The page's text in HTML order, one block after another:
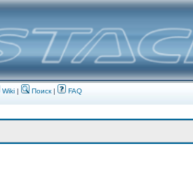
Wiki | Поиск| FAQ